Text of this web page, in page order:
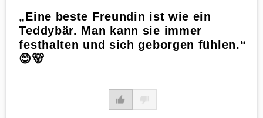
„Eine beste Freundin ist wie ein
Teddybär. Man kann sie immer
festhalten und sich geborgen fühlen.“
😊🐻